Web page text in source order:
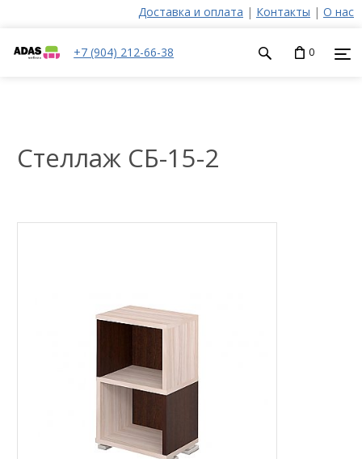
Доставка и оплата | Контакты | О нас
+7 (904) 212-66-38 0
Стеллаж СБ-15-2